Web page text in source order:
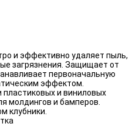
и эффективно удаляет пыль,
загрязнения. Защищает от
первоначальную
эффектом.
пластиковых и виниловых
молдингов и бамперов.
клубники.